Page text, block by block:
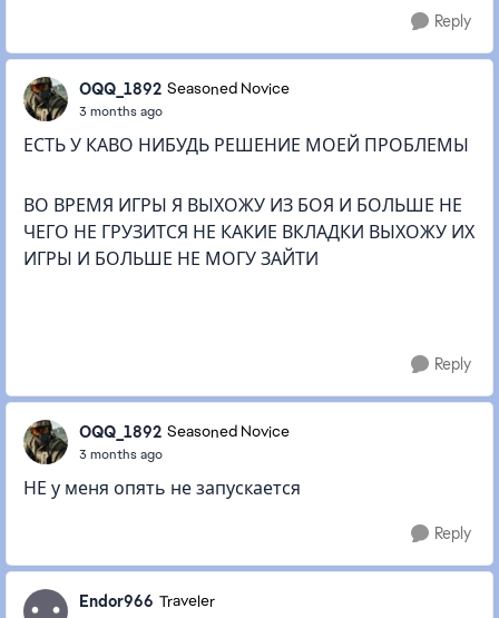
Reply
OQQ_1892 Seasoned Novice
3 months ago
ЕСТЬ У КАВО НИБУДЬ РЕШЕНИЕ МОЕЙ ПРОБЛЕМЫ
ВО ВРЕМЯ ИГРЫ Я ВЫХОЖУ ИЗ БОЯ И БОЛЬШЕ НЕ
ЧЕГО НЕ ГРУЗИТСЯ НЕ КАКИЕ ВКЛАДКИ ВЫХОЖУ ИХ
ИГРЫ И БОЛЬШЕ НЕ МОГУ ЗАЙТИ
Reply
OQQ_1892 Seasoned Novice
3 months ago
НЕ у меня опять не запускается
Reply
Endor966 Traveler